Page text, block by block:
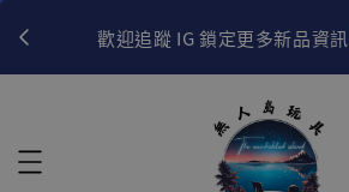
歡迎追蹤 IG 鎖定更多新品資訊